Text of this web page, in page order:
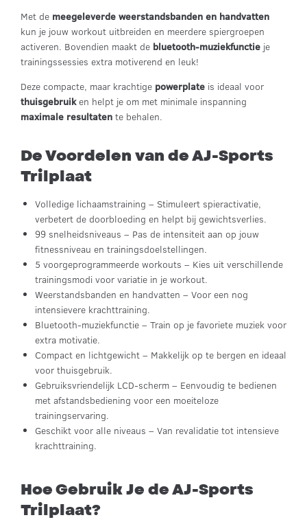
Met de meegeleverde weerstandsbanden en handvatten
kun je jouw workout uitbreiden en meerdere spiergroepen
activeren. Bovendien maakt de bluetooth-muziekfunctie je
trainingssessies extra motiverend en leuk!
Deze compacte, maar krachtige powerplate is ideaal voor
thuisgebruiken helpt je om met minimale inspanning
maximale resultaten te behalen.
De Voordelen van de AJ-Sports
Trilplaat
Volledige lichaamstraining – Stimuleert spieractivatie,
verbetert de doorbloeding en helpt bij gewichtsverlies.
99 snelheidsniveaus – Pas de intensiteit aan op jouw
fitnessniveau en trainingsdoelstellingen.
5 voorgeprogrammeerde workouts – Kies uit verschillende
trainingsmodi voor variatie in je workout.
Weerstandsbanden en handvatten – Voor een nog
intensievere krachttraining.
Bluetooth-muziekfunctie – Train op je favoriete muziek voor
extra motivatie.
Compact en lichtgewicht – Makkelijk op te bergen en ideaal
voor thuisgebruik.
Gebruiksvriendelijk LCD-scherm – Eenvoudig te bedienen
met afstandsbediening voor een moeiteloze
trainingservaring.
Geschikt voor alle niveaus – Van revalidatie tot intensieve
krachttraining.
Hoe Gebruik Je de AJ-Sports
Trilplaat?